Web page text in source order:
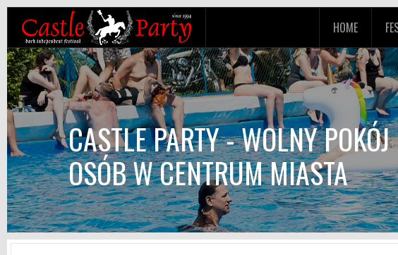
HOME
CASTLE PARTY - WOLNY
OSÓB W CENTRUM MIASTA